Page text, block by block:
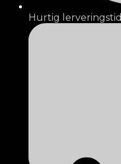
Hurtig lerveringstid